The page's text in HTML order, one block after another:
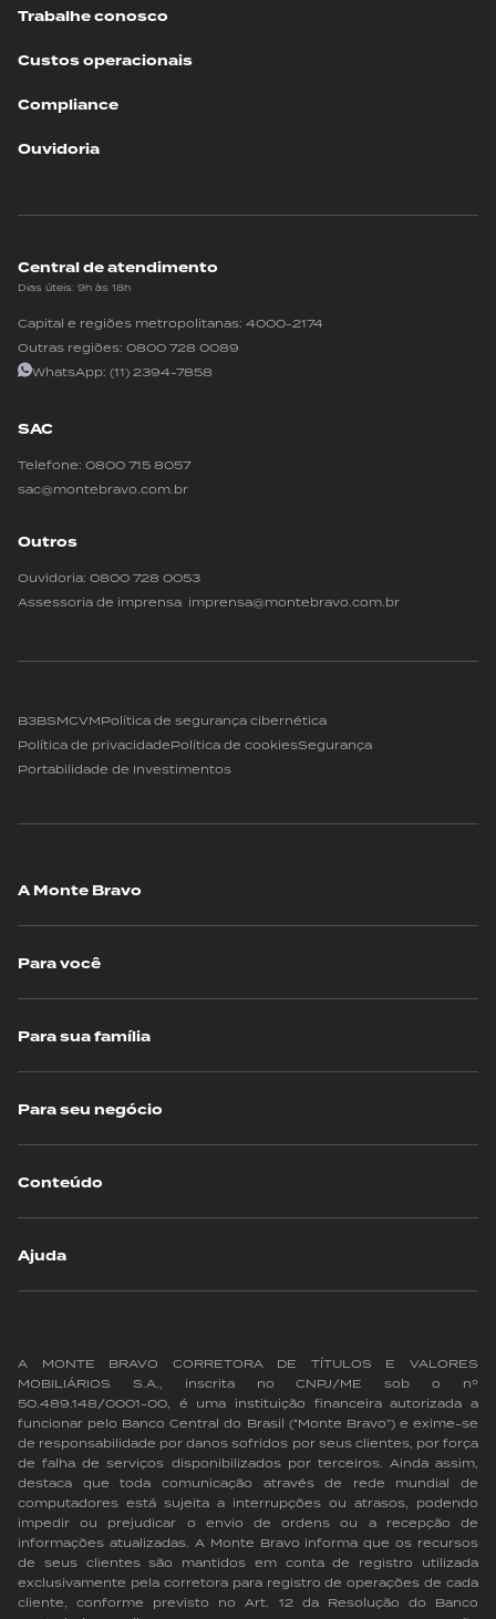
Trabalhe conosco
Custos operacionais
Compliance
Ouvidoria
Central de atendimento
Dias úteis: 9h às 18h
Capital e regiões metropolitanas: 4000-2174
Outras regiões: 0800 728 0089
WhatsApp: (11) 2394-7858
SAC
Telefone: 0800 715 8057
sac@montebravo.com.br
Outros
Ouvidoria: 0800 728 0053
Assessoria de imprensa imprensa@montebravo.com.br
B3BSMCVMPolítica de segurança cibernética
Política de privacidadePolítica de cookiesSegurança
Portabilidade de Investimentos
A Monte Bravo
Para você
Para sua família
Para seu negócio
Conteúdo
Ajuda
A MONTE BRAVO CORRETORA DE TÍTULOS E VALORES
MOBILIÁRIOS S.A., inscrita no CNPJ/ME sob o nº
50.489.148/0001-00, é uma instituição financeira autorizada a
funcionar pelo Banco Central do Brasil (“Monte Bravo”) e exime-se
de responsabilidade por danos sofridos por seus clientes, por força
de falha de serviços disponibilizados por terceiros. Ainda assim,
destaca que toda comunicação através de rede mundial de
computadores está sujeita a interrupções ou atrasos, podendo
impedir ou prejudicar o envio de ordens ou a recepção de
informações atualizadas. A Monte Bravo informa que os recursos
de seus clientes são mantidos em conta de registro utilizada
exclusivamente pela corretora para registro de operações de cada
cliente, conforme previsto no Art. 12 da Resolução do Banco